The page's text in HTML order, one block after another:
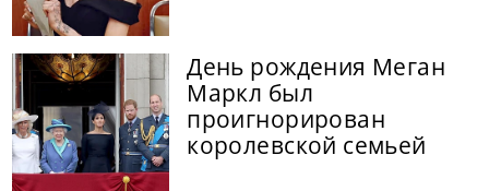
День рождения Меган
Маркл был
проигнорирован
королевской семьей